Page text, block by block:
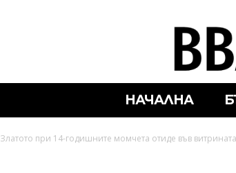
НАЧАЛНА
Златото при 14-годишните момчета отиде във